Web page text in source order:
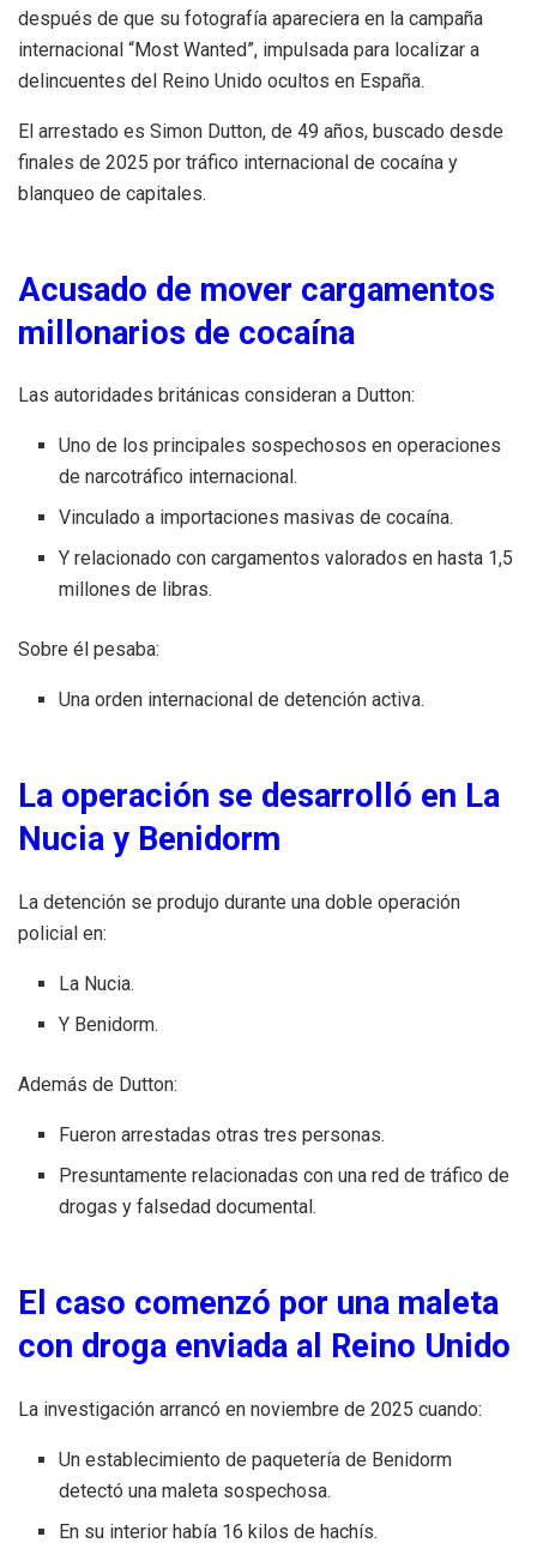
después de que su fotografía apareciera en la campaña
internacional “Most Wanted”, impulsada para localizar a
delincuentes del Reino Unido ocultos en España.
El arrestado es Simon Dutton, de 49 años, buscado desde
finales de 2025 por tráfico internacional de cocaína y
blanqueo de capitales.
Acusado de mover cargamentos
millonarios de cocaína
Las autoridades británicas consideran a Dutton:
Uno de los principales sospechosos en operaciones
de narcotráfico internacional.
Vinculado a importaciones masivas de cocaína.
Y relacionado con cargamentos valorados en hasta 1,5
millones de libras.
Sobre él pesaba:
Una orden internacional de detención activa.
La operación se desarrolló en La
Nucia y Benidorm
La detención se produjo durante una doble operación
policial en:
La Nucia.
Y Benidorm.
Además de Dutton:
Fueron arrestadas otras tres personas.
Presuntamente relacionadas con una red de tráfico de
drogas y falsedad documental.
El caso comenzó por una maleta
con droga enviada al Reino Unido
La investigación arrancó en noviembre de 2025 cuando:
Un establecimiento de paquetería de Benidorm
detectó una maleta sospechosa.
En su interior había 16 kilos de hachís.